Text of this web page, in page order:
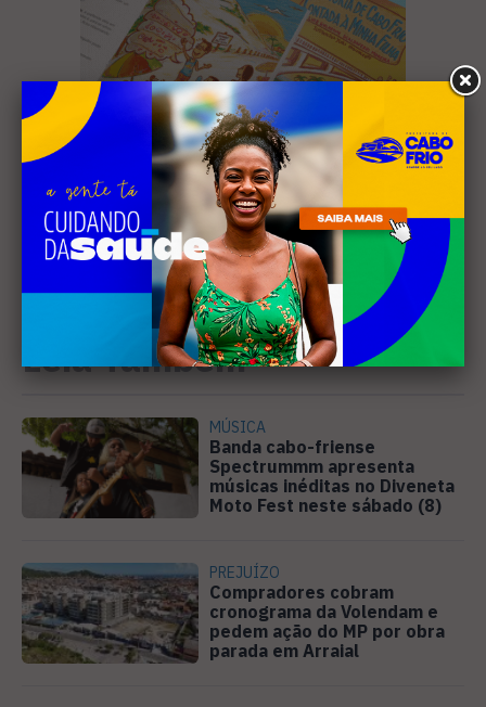
Leia Também
MÚSICA
Banda cabo-friense
Spectrummm apresenta
músicas inéditas no Diveneta
Moto Fest neste sábado (8)
PREJUÍZO
Compradores cobram
cronograma da Volendam e
pedem ação do MP por obra
parada em Arraial